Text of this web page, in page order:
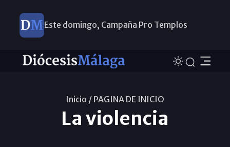
Este domingo, Campaña Pro Templos
Inicio / PAGINA DE INICIO
La violencia